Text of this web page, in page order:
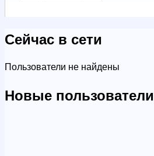
Сейчас в сети
Пользователи не найдены
Новые пользователи